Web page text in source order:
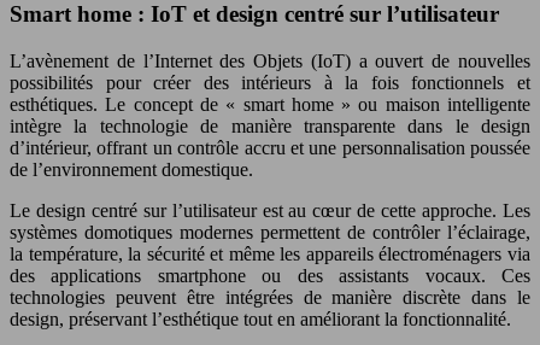
Smart home : IoT et design centré sur l’utilisateur
L’avènement de l’Internet des Objets (IoT) a ouvert de nouvelles
possibilités pour créer des intérieurs à la fois fonctionnels et
esthétiques. Le concept de « smart home » ou maison intelligente
intègre la technologie de manière transparente dans le design
d’intérieur, offrant un contrôle accru et une personnalisation poussée
de l’environnement domestique.
Le design centré sur l’utilisateur est au cœur de cette approche. Les
systèmes domotiques modernes permettent de contrôler l’éclairage,
la température, la sécurité et même les appareils électroménagers via
des applications smartphone ou des assistants vocaux. Ces
technologies peuvent être intégrées de manière discrète dans le
design, préservant l’esthétique tout en améliorant la fonctionnalité.